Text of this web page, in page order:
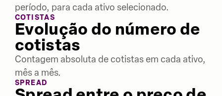
período, para cada ativo selecionado.
COTISTAS
Evolução do número de
cotistas
Contagem absoluta de cotistas em cada ativo,
mês a mês.
SPREAD